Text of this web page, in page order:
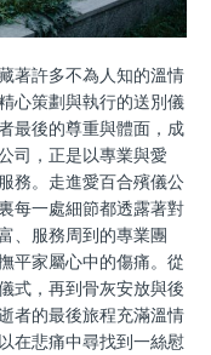
著許多不為人知的溫情
心策劃與執行的送別儀
最後的尊重與體面，成
司，正是以專業與愛
務。走進愛百合殯儀公
每一處細節都透露著對
、服務周到的專業團
平家屬心中的傷痛。從
式，再到骨灰安放與後
者的最後旅程充滿溫情
在悲痛中尋找到一絲慰